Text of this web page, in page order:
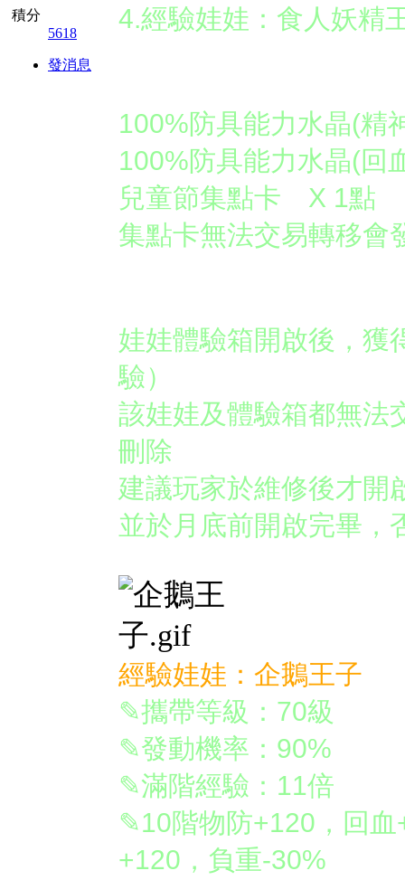
積分
5618
發消息
4.經驗娃娃：食人妖精
100%防具能力水晶(
100%防具能力水晶(
兒童節集點卡 X 1點
集點卡無法交易轉移會
娃娃體驗箱開啟後，獲
驗）
該娃娃及體驗箱都無法
刪除
建議玩家於維修後才開
並於月底前開啟完畢，
經驗娃娃：企鵝王子
✎攜帶等級：70級
✎發動機率：90%
✎滿階經驗：11倍
✎10階物防+120，回
+120，負重-30%